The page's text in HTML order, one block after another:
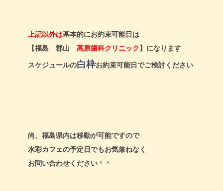
上記以外は基本的にお約束可能日は
【福島 郡山 高原歯科クリニック 】になります
スケジュールの白枠お約束可能日でご検討ください
尚、福島県内は移動が可能ですので
水彩カフェの予定日でもお気兼ねなく
お問い合わせください ＾＾